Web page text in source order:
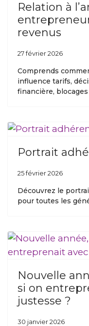
Relation à
revenus
27 février 2026
Comprends
influence tarifs,
financière,
Portrait
25 février 2026
Découvrez le
pour toutes les
Nouvelle
si on
justesse ?
30 janvier 2026